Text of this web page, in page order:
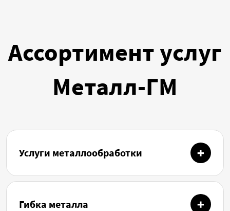
Ассортимент услуг
Металл-ГМ
Услуги металлообработки
Гибка металла